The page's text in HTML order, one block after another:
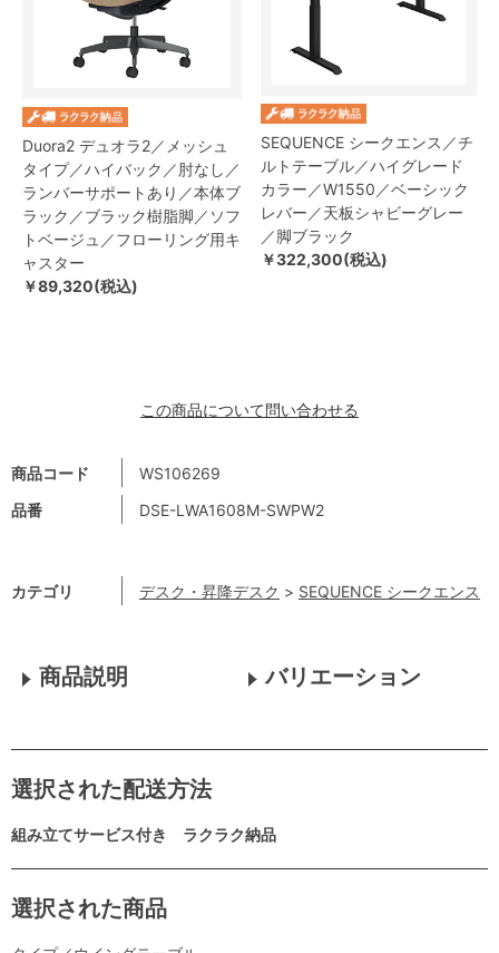
商品コード
WS106269
品番
DSE-LWA1608M-SWPW2
カテゴリ デスク・昇降デスク > SEQUENCE シークエンス
Duora2 デュオラ2／メッシュ
タイプ／ハイバック／肘なし／
ランバーサポートあり／本体ブ
ラック／ブラック樹脂脚／ソフ
トベージュ／フローリング用キ
ャスター
￥89,320(税込)
SEQUENCE シークエンス／チ
ルトテーブル／ハイグレード
カラー／W1550／ベーシック
レバー／天板シャビーグレー
／脚ブラック
￥322,300(税込)
この商品について問い合わせる
商品説明 バリエーション
選択された配送方法
組み立てサービス付き ラクラク納品
選択された商品